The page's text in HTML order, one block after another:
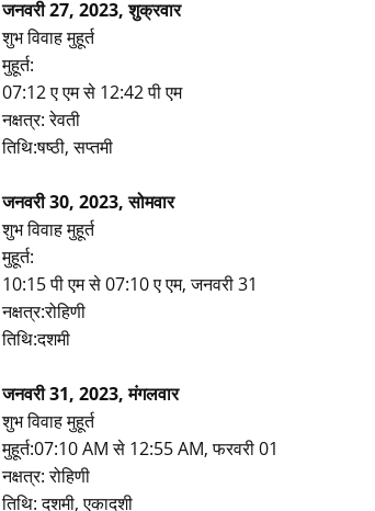
जनवरी 27, 2023, शुक्रवार
शुभ विवाह मुहूर्त
मुहूर्त:
07:12 ए एम से 12:42 पी एम
नक्षत्र: रेवती
तिथि:षष्ठी, सप्तमी
जनवरी 30, 2023, सोमवार
शुभ विवाह मुहूर्त
मुहूर्त:
10:15 पी एम से 07:10 ए एम, जनवरी 31
नक्षत्र:रोहिणी
तिथि:दशमी
जनवरी 31, 2023, मंगलवार
शुभ विवाह मुहूर्त
मुहूर्त:07:10 AM से 12:55 AM, फरवरी 01
नक्षत्र: रोहिणी
तिथि: दशमी, एकादशी